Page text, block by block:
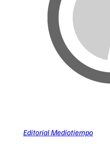
Editorial Mediotiempo